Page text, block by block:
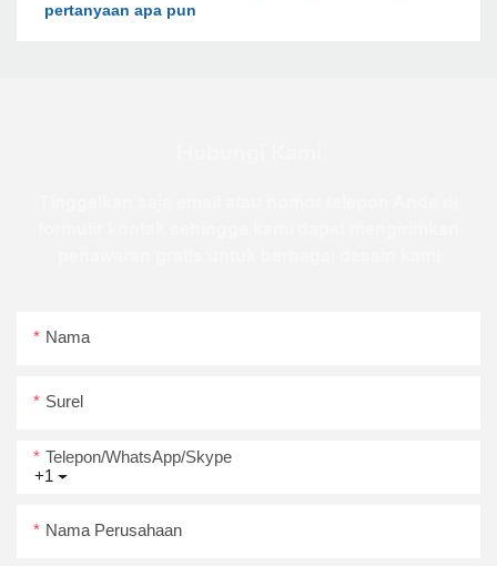
pertanyaan apa pun
Nama
Surel
+1
Telepon/WhatsApp/Skype
Nama Perusahaan